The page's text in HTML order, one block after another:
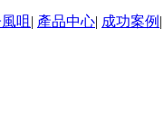
咀 | 產品中心| 成功案例